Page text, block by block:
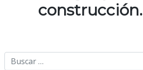
construcción.